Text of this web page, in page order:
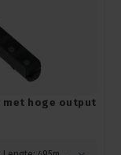
met hoge output